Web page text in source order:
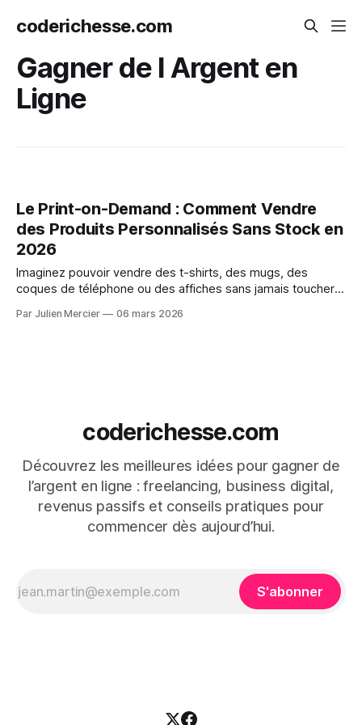
coderichesse.com
Gagner de l Argent en
Ligne
Le Print-on-Demand : Comment Vendre
des Produits Personnalisés Sans Stock en
2026
Imaginez pouvoir vendre des t-shirts, des mugs, des
coques de téléphone ou des affiches sans jamais toucher
milliers d'euros. C'est exactement ce que permet le print-
Par Julien Mercier 06 mars 2026
coderichesse.com
Découvrez les meilleures idées pour gagner de
l’argent en ligne : freelancing, business digital,
revenus passifs et conseils pratiques pour
commencer dès aujourd’hui.
S'abonner